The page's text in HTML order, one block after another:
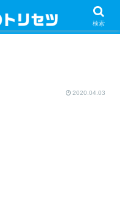
き・やることを紹介！サクッと
ょう♪
2020.04.03
検索